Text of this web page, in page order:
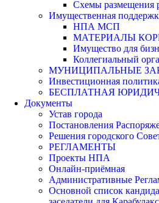
Схемы размещения
Имущественная
НПА МСП
МАТЕРИАЛЫ
Имущество для
Коллегиальный
МУНИЦИПАЛЬНЫЕ
Инвестиционная
БЕСПЛАТНАЯ
Документы
Устав города
Постановления
Решения городского
РЕГЛАМЕНТЫ
Проекты НПА
Онлайн-приёмная
Административные
Основной список